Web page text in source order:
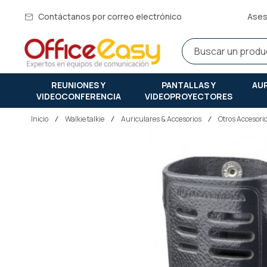
Contáctanos por correo electrónico
REUNIONES Y
VIDEOCONFERENCIA
PANTALLAS Y
VIDEOPROYECTORES
Inicio walkie talkie Auriculares & Accesorios Otros